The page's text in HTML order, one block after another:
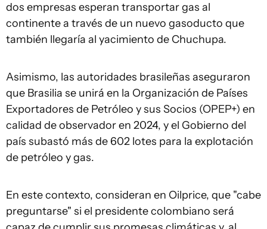
dos empresas esperan transportar gas al
continente a través de un nuevo gasoducto que
también llegaría al yacimiento de Chuchupa.
Asimismo, las autoridades brasileñas aseguraron
que Brasilia se unirá en la Organización de Países
Exportadores de Petróleo y sus Socios (OPEP+) en
calidad de observador en 2024, y el Gobierno del
país subastó más de 602 lotes para la explotación
de petróleo y gas.
En este contexto, consideran en Oilprice, que "cabe
preguntarse" si el presidente colombiano será